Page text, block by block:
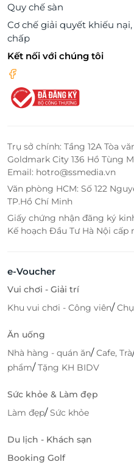
Quy chế sàn
Cơ chế giải quyết khiếu
chấp
Kết nối với chúng tôi
Trụ sở chính: Tầng 12A Tòa
Goldmark City 136 Hồ Tùng
Email: hotro@ssmedia.vn
Văn phòng HCM: Số 122
TP.Hồ Chí Minh
Giấy chứng nhận đăng ký
Kế hoạch Đầu Tư Hà Nội cấp
e-Voucher
Vui chơi - Giải trí
Khu vui chơi - Công viên/
Ăn uống
Nhà hàng - quán ăn/Cafe, Trà
phẩm/Tặng KH BIDV
Sức khỏe & Làm đẹp
Làm đẹp/Sức khỏe
Du lịch - Khách sạn
Booking Golf